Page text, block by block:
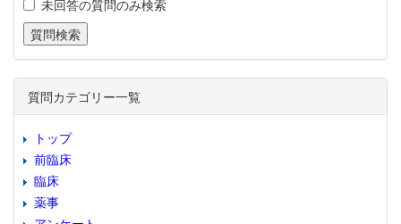
未回答の質問のみ検索
質問カテゴリー一覧
トップ
前臨床
臨床
薬事